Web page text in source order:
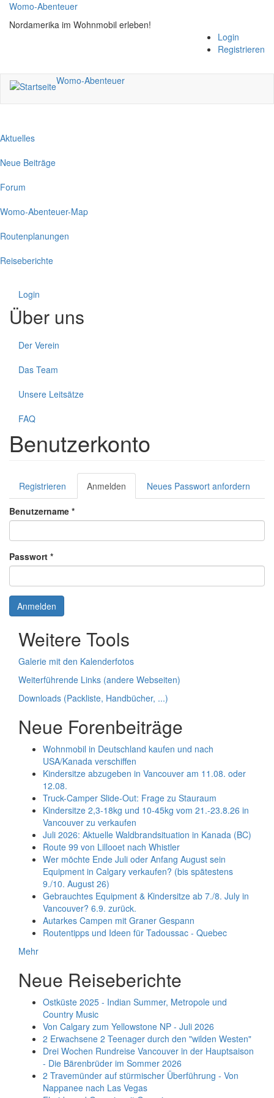
Direkt
zum
Inhalt
Womo-Abenteuer
Nordamerika im Wohnmobil erleben!
Login
Registrieren
Womo-Abenteuer
Aktuelles
Neue Beiträge
Forum
Womo-Abenteuer-Map
Routenplanungen
Reiseberichte
Login
Über uns
Der Verein
Das Team
Unsere Leitsätze
FAQ
Benutzerkonto
Haupt-
Reiter
Registrieren Anmelden (aktiver
Reiter)
Neues Passwort anfordern
Benutzername *
Passwort *
Anmelden
Weitere Tools
Galerie mit den Kalenderfotos
Weiterführende Links (andere Webseiten)
Downloads (Packliste, Handbücher, ...)
Neue Forenbeiträge
Wohnmobil in Deutschland kaufen und nach
USA/Kanada verschiffen
Kindersitze abzugeben in Vancouver am 11.08. oder
12.08.
Truck-Camper Slide-Out: Frage zu Stauraum
Kindersitze 2,3-18kg und 10-45kg vom 21.-23.8.26 in
Vancouver zu verkaufen
Juli 2026: Aktuelle Waldbrandsituation in Kanada (BC)
Route 99 von Lillooet nach Whistler
Wer möchte Ende Juli oder Anfang August sein
Equipment in Calgary verkaufen? (bis spätestens
9./10. August 26)
Gebrauchtes Equipment & Kindersitze ab 7./8. July in
Vancouver? 6.9. zurück.
Autarkes Campen mit Graner Gespann
Routentipps und Ideen für Tadoussac - Quebec
Mehr
Neue Reiseberichte
Ostküste 2025 - Indian Summer, Metropole und
Country Music
Von Calgary zum Yellowstone NP - Juli 2026
2 Erwachsene 2 Teenager durch den "wilden Westen"
Drei Wochen Rundreise Vancouver in der Hauptsaison
- Die Bärenbrüder im Sommer 2026
2 Travemünder auf stürmischer Überführung - Von
Nappanee nach Las Vegas